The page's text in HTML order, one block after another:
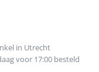
in Utrecht
voor 17:00 besteld